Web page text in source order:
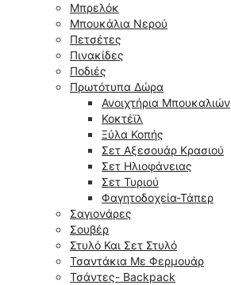
Μπρελόκ
Μπουκάλια Νερού
Πετσέτες
Πινακίδες
Ποδιές
Πρωτότυπα Δώρα
Ανοιχτήρια Μπουκαλιών
Κοκτέϊλ
Ξύλα Κοπής
Σετ Αξεσουάρ Κρασιού
Σετ Ηλιοφάνειας
Σετ Τυριού
Φαγητοδοχεία-Τάπερ
Σαγιονάρες
Σουβέρ
Στυλό Και Σετ Στυλό
Τσαντάκια Με Φερμουάρ
Τσάντες- Backpack